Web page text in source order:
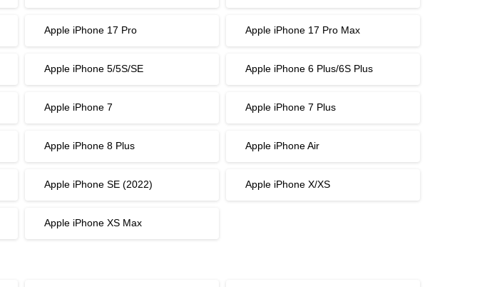
Apple iPhone 17 Pro Apple iPhone 17 Pro Max
Apple iPhone 5/5S/SE Apple iPhone 6 Plus/6S Plus
Apple iPhone 7 Apple iPhone 7 Plus
Apple iPhone 8 Plus Apple iPhone Air
Apple iPhone SE (2022) Apple iPhone X/XS
Apple iPhone XS Max